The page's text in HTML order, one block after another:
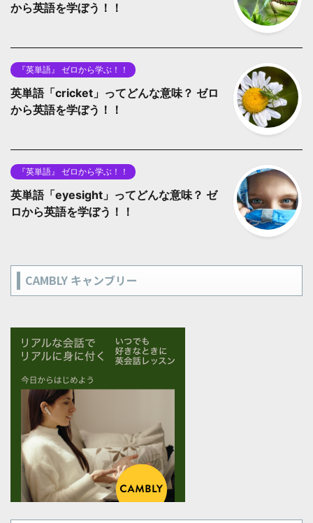
から英語を学ぼう！！
『英単語』 ゼロから学ぶ！！
英単語「cricket」ってどんな意味？ ゼロ
から英語を学ぼう！！
『英単語』 ゼロから学ぶ！！
英単語「eyesight」ってどんな意味？ ゼ
ロから英語を学ぼう！！
CAMBLY キャンブリー